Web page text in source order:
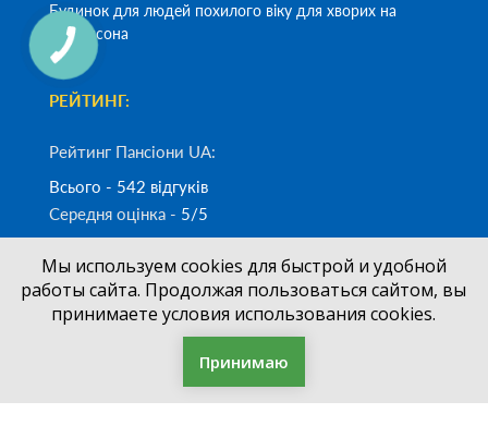
Будинок для людей похилого віку для хворих на
Паркінсона
РЕЙТИНГ:
Рейтинг Пансіони UA:
Всього - 542 відгуків
Середня оцінка - 5/5
Замовити дзвінок
700-33-83
Мы используем cookies для быстрой и удобной
работы сайта. Продолжая пользоваться сайтом, вы
принимаете условия использования cookies.
Принимаю